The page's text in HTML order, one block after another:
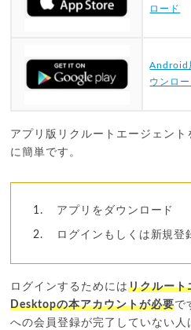
ロード
Android
ウンロー
アプリ版リクルートエージェント
に簡単です。
アプリをダウンロード
ログインもしくは新規登
ログインするためにはリクルート
Desktopの本アカウントが必要で
への会員登録が完了していない人